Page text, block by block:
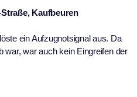
Straße, Kaufbeuren
ein Aufzugnotsignal aus. Da
war, war auch kein Eingreifen der